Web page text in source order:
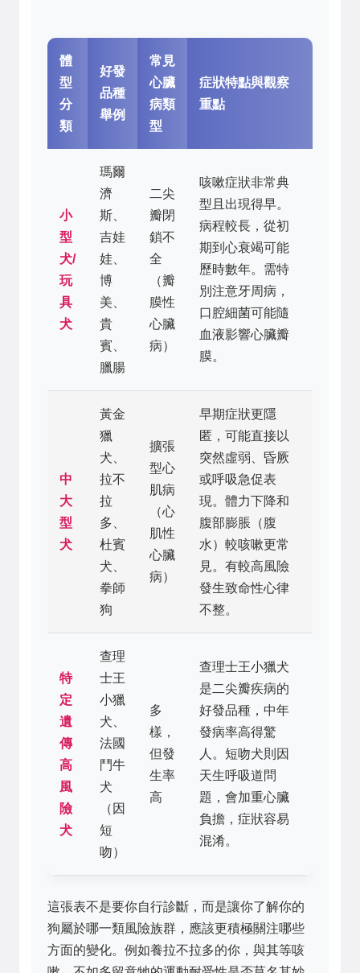
體
型
分
類
好發
品種
舉例
常見
心臟
病類
型
症狀特點與觀察
重點
小
型
犬/
玩
具
犬
瑪爾
濟
斯、
吉娃
娃、
博
美、
貴
賓、
臘腸
二尖
瓣閉
鎖不
全
（瓣
膜性
心臟
病）
咳嗽症狀非常典
型且出現得早。
病程較長，從初
期到心衰竭可能
歷時數年。需特
別注意牙周病，
口腔細菌可能隨
血液影響心臟瓣
膜。
中
大
型
犬
黃金
獵
犬、
拉不
拉
多、
杜賓
犬、
拳師
狗
擴張
型心
肌病
（心
肌性
心臟
病）
早期症狀更隱
匿，可能直接以
突然虛弱、昏厥
或呼吸急促表
現。體力下降和
腹部膨脹（腹
水）較咳嗽更常
見。有較高風險
發生致命性心律
不整。
特
定
遺
傳
高
風
險
犬
查理
士王
小獵
犬、
法國
鬥牛
犬
（因
短
吻）
多
樣，
但發
生率
高
查理士王小獵犬
是二尖瓣疾病的
好發品種，中年
發病率高得驚
人。短吻犬則因
天生呼吸道問
題，會加重心臟
負擔，症狀容易
混淆。
這張表不是要你自行診斷，而是讓你了解你的
狗屬於哪一類風險族群，應該更積極關注哪些
方面的變化。例如養拉不拉多的你，與其等咳